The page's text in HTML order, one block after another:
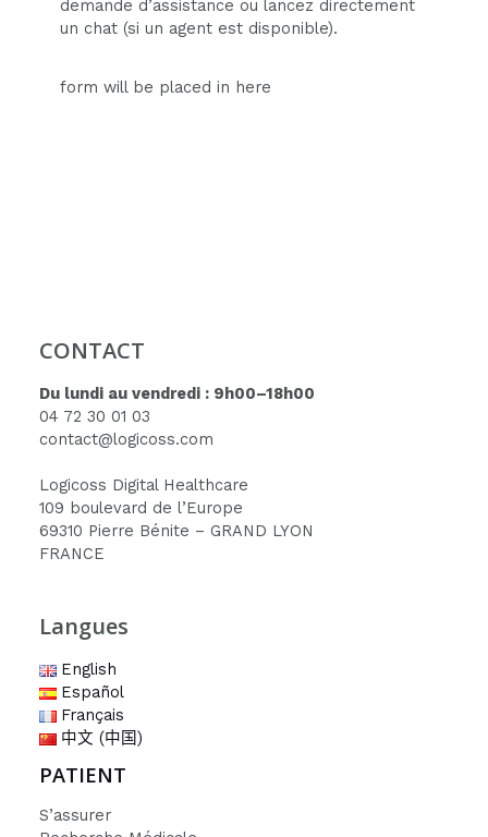
demande d’assistance ou lancez directement
un chat (si un agent est disponible).
form will be placed in here
CONTACT
Du lundi au vendredi : 9h00–18h00
04 72 30 01 03
contact@logicoss.com
Logicoss Digital Healthcare
109 boulevard de l’Europe
69310 Pierre Bénite – GRAND LYON
FRANCE
Langues
English
Español
Français
中文 (中国)
PATIENT
S’assurer